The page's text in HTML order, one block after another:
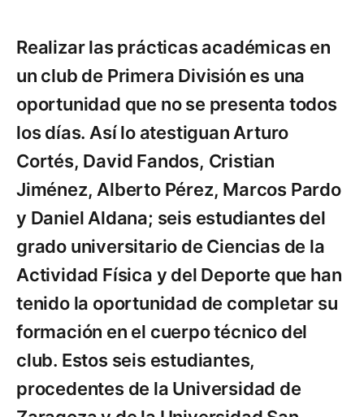
Realizar las prácticas académicas en
un club de Primera División es una
oportunidad que no se presenta todos
los días. Así lo atestiguan Arturo
Cortés, David Fandos, Cristian
Jiménez, Alberto Pérez, Marcos Pardo
y Daniel Aldana; seis estudiantes del
grado universitario de Ciencias de la
Actividad Física y del Deporte que han
tenido la oportunidad de completar su
formación en el cuerpo técnico del
club. Estos seis estudiantes,
procedentes de la Universidad de